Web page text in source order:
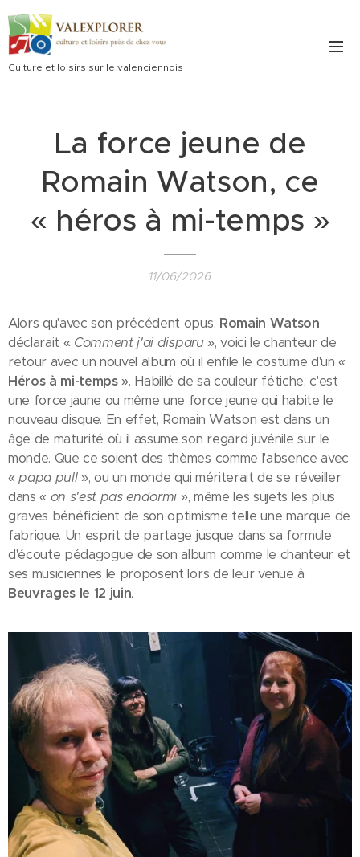
Culture et loisirs sur le valenciennois
La force jeune de
Romain Watson, ce
« héros à mi-temps »
11/06/2026
Alors qu'avec son précédent opus, Romain Watson
déclarait « Comment j'ai disparu», voici le chanteur de
retour avec un nouvel album où il enfile le costume d'un «
Héros à mi-temps». Habillé de sa couleur fétiche, c'est
une force jaune ou même une force jeune qui habite le
nouveau disque. En effet, Romain Watson est dans un
âge de maturité où il assume son regard juvénile sur le
monde. Que ce soient des thèmes comme l'absence avec
«papa pull», ou un monde qui mériterait de se réveiller
dans « on s'est pas endormi », même les sujets les plus
graves bénéficient de son optimisme telle une marque de
fabrique. Un esprit de partage jusque dans sa formule
d'écoute pédagogue de son album comme le chanteur et
ses musiciennes le proposent lors de leur venue à
Beuvrages le 12 juin.